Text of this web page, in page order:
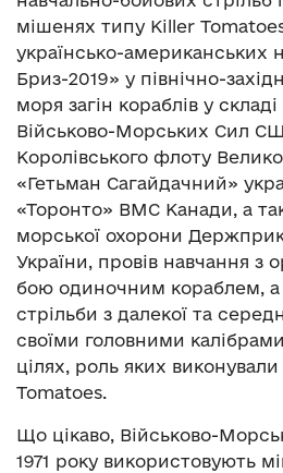
мішенях типу Killer
українсько-американських
Бриз-2019» у північно-
моря загін кораблів у
Військово-Морських Сил
Королівського флоту
«Гетьман Сагайдачний»
«Торонто» ВМС Канади, а
морської охорони
України, провів навчання з
бою одиночним кораблем, а
стрільби з далекої та
своїми головними
цілях, роль яких
Tomatoes.
Що цікаво, Військово-
1971 року використовують